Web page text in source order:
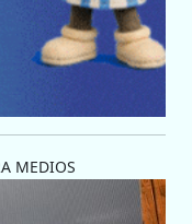
MEDIOS